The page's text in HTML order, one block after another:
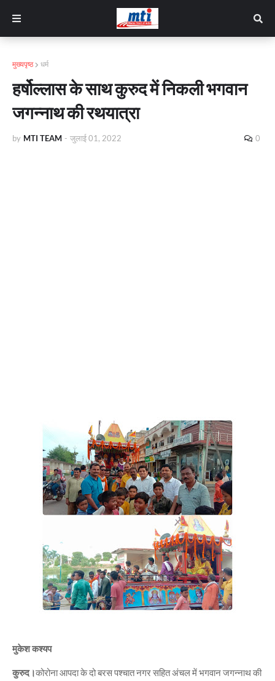
मुख्यपृष्ठ धर्म
हर्षोल्लास के साथ कुरुद में निकली भगवान
जगन्नाथ की रथयात्रा
by MTI TEAM - जुलाई 01, 2022 0
मुकेश कश्यप
कुरुद।कोरोना आपदा के दो बरस पश्चात नगर सहित अंचल में भगवान जगन्नाथ की